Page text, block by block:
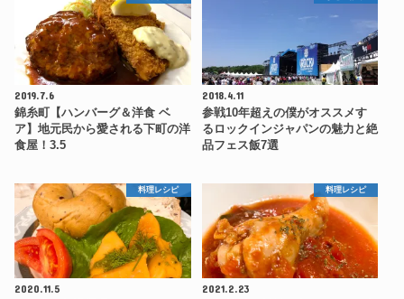
2019.7.6
錦糸町【ハンバーグ＆洋食 ベ
ア】地元民から愛される下町の洋
食屋！3.5
2018.4.11
参戦10年超えの僕がオススメす
るロックインジャパンの魅力と絶
品フェス飯7選
料理レシピ
2020.11.5
料理レシピ
2021.2.23